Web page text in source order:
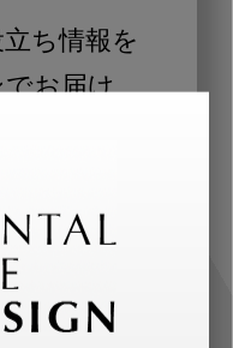
ち情報を
お届け
歯科医師、歯
に合わせた内
届けします。